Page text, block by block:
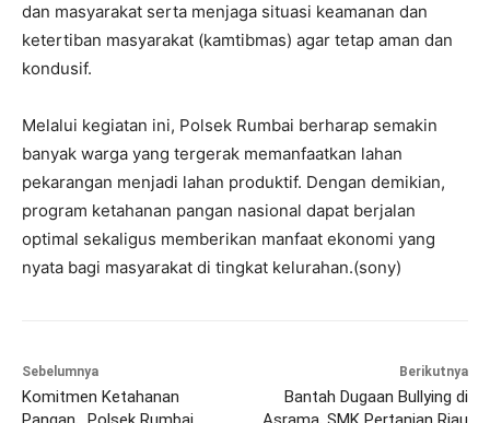
dan masyarakat serta menjaga situasi keamanan dan
ketertiban masyarakat (kamtibmas) agar tetap aman dan
kondusif.
Melalui kegiatan ini, Polsek Rumbai berharap semakin
banyak warga yang tergerak memanfaatkan lahan
pekarangan menjadi lahan produktif. Dengan demikian,
program ketahanan pangan nasional dapat berjalan
optimal sekaligus memberikan manfaat ekonomi yang
nyata bagi masyarakat di tingkat kelurahan.(sony)
Sebelumnya
Komitmen Ketahanan
Berikutnya
Bantah Dugaan Bullying di